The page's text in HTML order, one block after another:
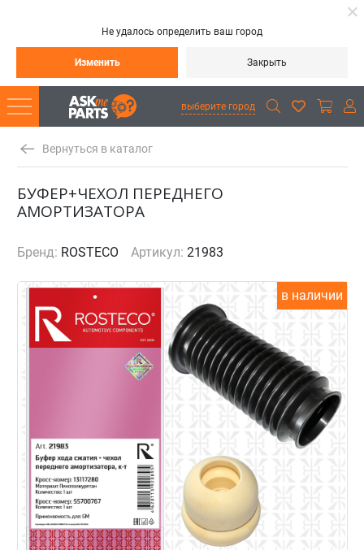
Не удалось определить ваш город
Изменить Закрыть
выберите город
Вернуться в каталог
БУФЕР+ЧЕХОЛ ПЕРЕДНЕГО
АМОРТИЗАТОРА
Бренд: ROSTECO Артикул: 21983
в наличии